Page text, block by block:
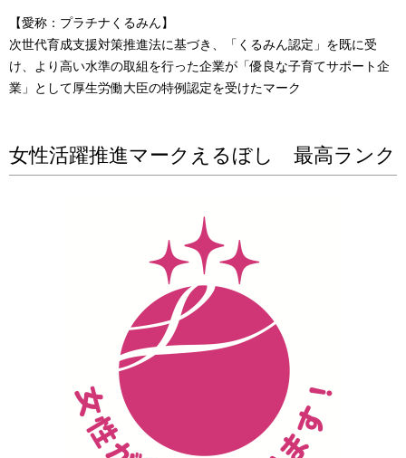
【愛称：プラチナくるみん】
次世代育成支援対策推進法に基づき、「くるみん認定」を既に受
け、より高い水準の取組を行った企業が「優良な子育てサポート企
業」として厚生労働大臣の特例認定を受けたマーク
女性活躍推進マークえるぼし 最高ランク